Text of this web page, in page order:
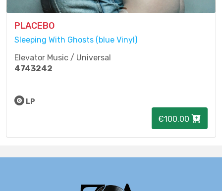
PLACEBO
Sleeping With Ghosts (blue Vinyl)
Elevator Music / Universal
4743242
LP
€100.00